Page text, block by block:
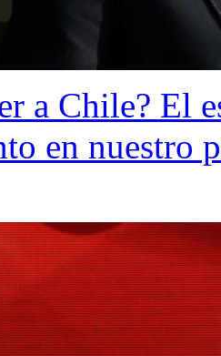
a Chile? El
en nuestro